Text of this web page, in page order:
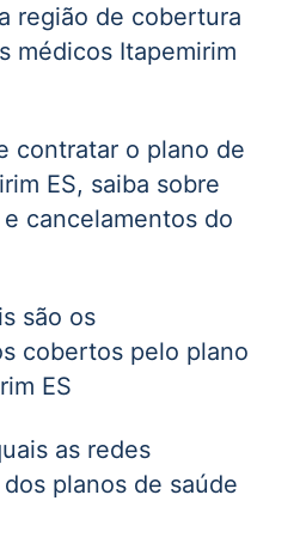
região de cobertura
médicos Itapemirim
contratar o plano de
ES, saiba sobre
cancelamentos do
são os
cobertos pelo plano
ES
as redes
planos de saúde